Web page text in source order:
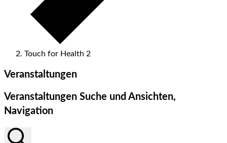
Touch for Health 2
Veranstaltungen
Veranstaltungen Suche und Ansichten,
Navigation